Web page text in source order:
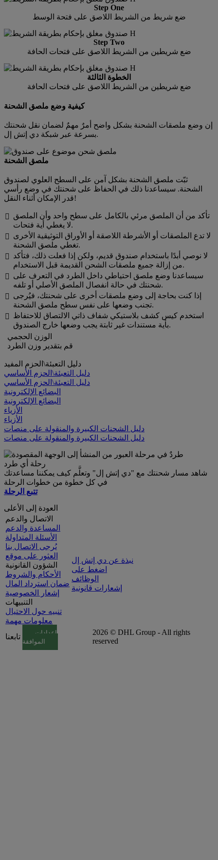
Step One
ضع شريط من الشريط اللاصق على فتحة الوسط
Step Two
ضع شريطين من الشريط اللاصق على فتحات الحافة
الخطوة الثالثة
ضع شريطين من الشريط اللاصق على فتحات الحافة
كيفية وضع ملصق الشحنة
إن وضع ملصقات الشحنة بشكل واضح أمرٌ مهمٌ لضمان نقل شحنتك
بسرعة عبر شبكة دي إتش إل.
ملصق الشحنة
ثبّت ملصق الشحنة بشكل آمن على السطح العلوي لصندوق
الشحنة. سيساعدنا ذلك في الحفاظ على شحنتك في وضع رأسي
قدر الإمكان أثناء النقل!

تأكد من أن الملصق مرئي بالكامل على سطح واحد وأن الملصق
لا يغطي أية فتحات.

لا تدع الملصقات أو الأشرطة اللاصقة أو الأوراق التوثيقية الأخرى
تغطي ملصق الشحنة.

لا نوصي أبدًا باستخدام صندوق قديم، ولكن إذا فعلت ذلك، فتأكد
من إزالة جميع ملصقات الشحن القديمة قبل الاستخدام.

سيساعدنا وضع ملصق احتياطي داخل الطرد في التعرف على
شحنتك في حالة انفصال الملصق الأصلي أو تلفه.

إذا كنت بحاجة إلى وضع ملصقات أخرى على شحنتك، فيُرجى
تجنب وضعها على نفس سطح ملصق الشحنة.

استخدم كيس كشف بلاستيكي شفاف ذاتي الالتصاق للاحتفاظ
بأية مستندات غير ثابتة يجب وضعها خارج الصندوق.
الوزن الحجمي
قم بتقدير وزن الطرد
دليل التعبئة\الحزم المفيد
دليل التعبئة\الحزم الأساسي
دليل التعبئة\الحزم الأساسي
البضائع الإلكترونية
البضائع الإلكترونية
الأزياء
الأزياء
دليل الشحنات الكبيرة والمنقولة على منصات
دليل الشحنات الكبيرة والمنقولة على منصات
رحلة أي طرد
شاهد مسار شحنتك مع "دي إتش إل" وتعلَّم كيف يمكننا مساعدتك
في كل خطوة من خطوات الرحلة
تتبع الرحلة
العودة إلى الأعلى
المساعدة والدعم
الأسئلة المتداولة
يُرجى الاتصال بنا
العثور على موقع
الشؤون القانونية
الأحكام والشروط
ضمان استرداد المال
إشعار الخصوصية
التنبيهات
تنبيه حول الاحتيال
معلومات مهمة
نبذة عن دي إتش إل
اضغط على
الوظائف
إشعارات قانونية
تابعنا
إعدادات
الموافقة
2026 © DHL Group - All rights
reserved